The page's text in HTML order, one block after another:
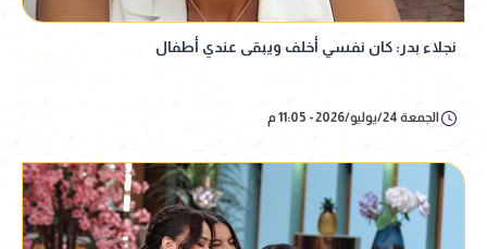
نجلاء بدر: كان نفسي أخلف ويبقى عندي أطفال
الجمعة 24/يوليو/2026 - 11:05 م